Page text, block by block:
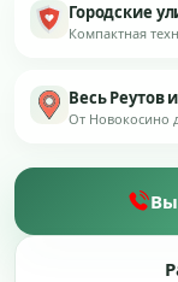
Городские
Компактная
Весь Реутов
От Новокосино